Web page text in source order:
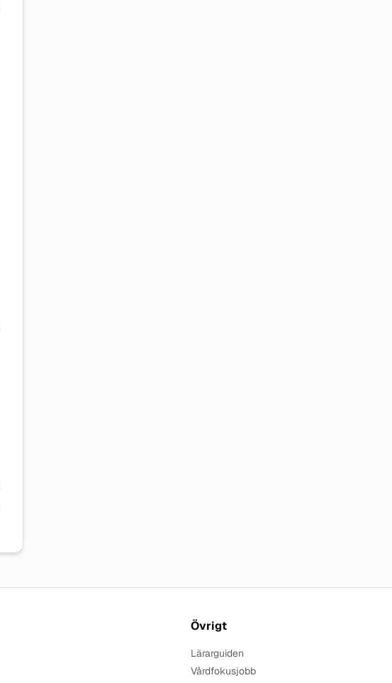
Övrigt
Lärarguiden
Vårdfokusjobb